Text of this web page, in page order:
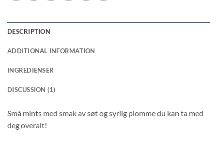
DESCRIPTION
ADDITIONAL INFORMATION
INGREDIENSER
DISCUSSION (1)
Små mints med smak av søt og syrlig plomme du kan ta med
deg overalt!